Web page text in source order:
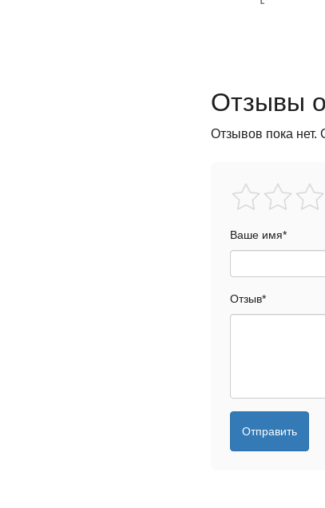
Отзывы
Отзывов пока нет.
Ваше имя*
Отзыв*
Отправить